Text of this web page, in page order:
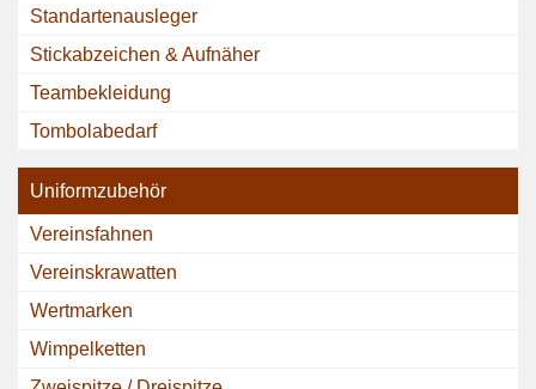
Standartenausleger
Stickabzeichen & Aufnäher
Teambekleidung
Tombolabedarf
Uniformzubehör
Vereinsfahnen
Vereinskrawatten
Wertmarken
Wimpelketten